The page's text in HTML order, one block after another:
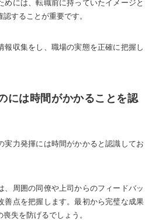
することが重要です。
報収集をし、職場の実態を正確に把握し
には時間がかかることを認
実力発揮には時間がかかると認識してお
、周囲の同僚や上司からのフィードバッ
善点を把握します。最初から完璧な成果
失を防げるでしょう。